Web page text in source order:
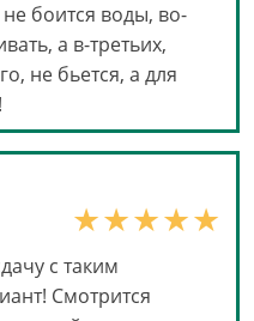
боится воды, во-
а в-третьих,
не бьется, а для
с таким
Смотрится